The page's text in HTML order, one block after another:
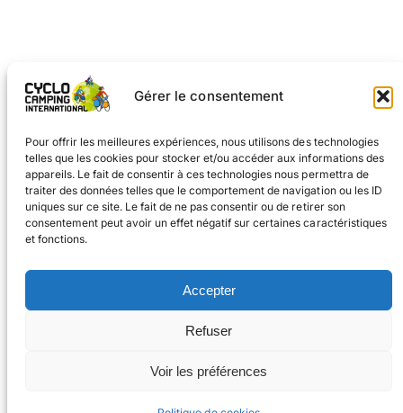
Gérer le consentement
Pour offrir les meilleures expériences, nous utilisons des technologies
telles que les cookies pour stocker et/ou accéder aux informations des
appareils. Le fait de consentir à ces technologies nous permettra de
traiter des données telles que le comportement de navigation ou les ID
uniques sur ce site. Le fait de ne pas consentir ou de retirer son
consentement peut avoir un effet négatif sur certaines caractéristiques
et fonctions.
Accepter
Refuser
Voir les préférences
← Page précédente
6
Page suivante
→
Facebook Instagram
#cyclocampinginternational
CONTACT